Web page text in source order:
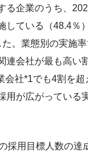
る企業のうち、
している（48.4％
。業態別の実施
連会社が最も高い
会社*1でも4割を超
用が広がっている
採用目標人数の達